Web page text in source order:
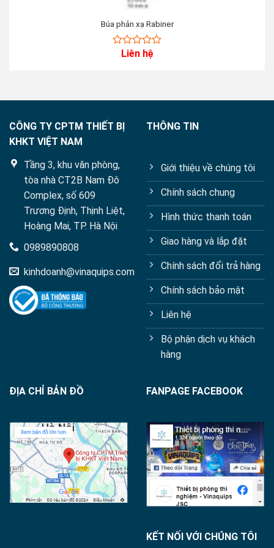
Búa phản xạ Rabiner
Liên hệ
CÔNG TY CPTM THIẾT BỊ
KHKT VIỆT NAM
Tầng 3, khu văn phòng,
tòa nhà CT2B Nam Đô
Complex, số 609
Trương Định, Thịnh Liệt,
Hoàng Mai, TP. Hà Nội
0989890808
kinhdoanh@vinaquips.com
THÔNG TIN
Giới thiệu về chúng tôi
Chính sách chung
Hình thức thanh toán
Giao hàng và lắp đặt
Chính sách đổi trả hàng
Chính sách bảo mật
Liên hệ
Bộ phận dịch vụ khách
hàng
ĐỊA CHỈ BẢN ĐỒ FANPAGE FACEBOOK
KẾT NỐI VỚI CHÚNG TÔI